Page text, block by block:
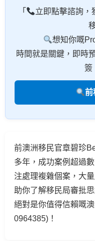
「
立即點擊諮詢，
想知你嘅
時間就是關鍵，即時
簽
前
前澳洲移民官章碧珍
多年，成功案例超過
注處理複雜個案，大
助你了解移民局審批
絕對是你值得信賴嘅
0964385)！